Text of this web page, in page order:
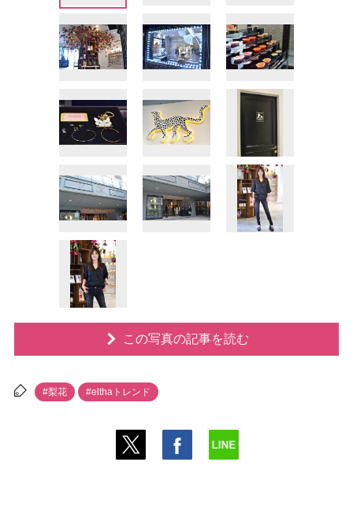
この写真の記事を読む
#梨花 #elthaトレンド